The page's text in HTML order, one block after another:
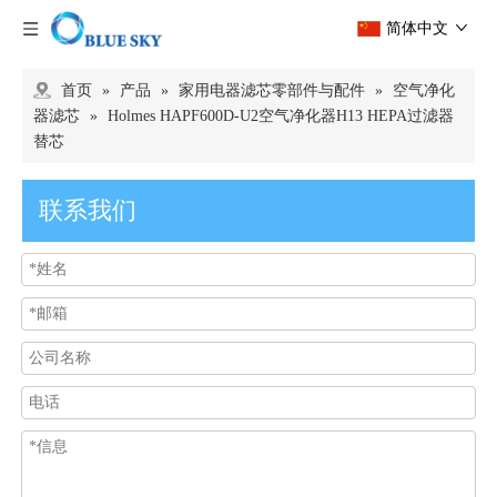
简体中文
首页 » 产品 » 家用电器滤芯零部件与配件 »
空气净化
器滤芯 » Holmes HAPF600D-U2空气净化器H13 HEPA过滤器
替芯
联系我们